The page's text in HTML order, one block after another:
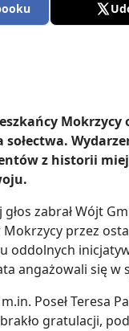
sołectwa.
z historii
zabrał Wójt
Mokrzycy przez
oddolnych
angażowali się w
Poseł Teresa
gratulacji,